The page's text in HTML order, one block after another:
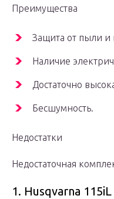
Преимущества
Защита от пыли и
Наличие
Достаточно
Бесшумность.
Недостатки
Недостаточная
1. Husqvarna